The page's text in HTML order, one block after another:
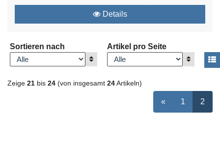
Details
Sortieren nach
Anzeigen
Artikel pro Seite
Anzeigen
Zeige 21 bis 24 (von insgesamt 24 Artikeln)
vorherige Seite
« Seite
1 2